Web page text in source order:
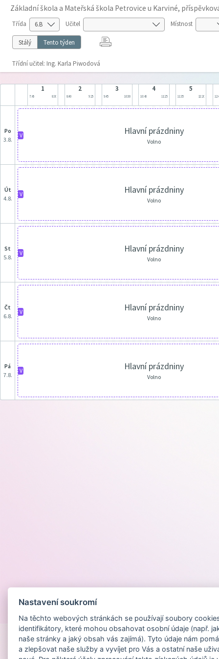
Základní škola a Mateřská škola Petrovice u Karviné,
Třída Učitel Místnost
Stálý Tento týden
Třídní učitel: Ing. Karla Piwodová
1
7:45 8:30
2
8:40 9:25
3
9:45 10:30
4
10:40 11:25
5
11:35 12:20
po
3.8.
V Hlavní prázdniny
Volno
út
4.8.
V Hlavní prázdniny
Volno
st
5.8.
V Hlavní prázdniny
Volno
čt
6.8.
V Hlavní prázdniny
Volno
pá
7.8.
V Hlavní prázdniny
Volno
Nastavení soukromí
Na těchto webových stránkách se používají soubory
identifikátory, které mohou obsahovat osobní údaje (např.
naše stránky a jaký obsah vás zajímá). Tyto údaje nám
a zlepšovat naše služby a vyvíjet pro Vás a ostatní naše